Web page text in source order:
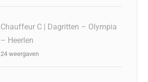
Chauffeur C | Dagritten – Olympia
– Heerlen
24 weergaven